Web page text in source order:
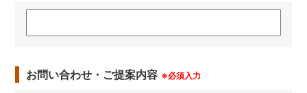
お問い合わせ・ご提案内容 ※必須入力